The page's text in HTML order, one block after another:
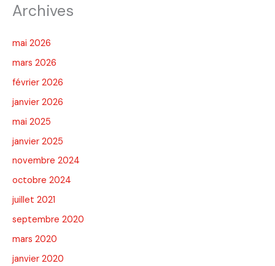
Archives
mai 2026
mars 2026
février 2026
janvier 2026
mai 2025
janvier 2025
novembre 2024
octobre 2024
juillet 2021
septembre 2020
mars 2020
janvier 2020